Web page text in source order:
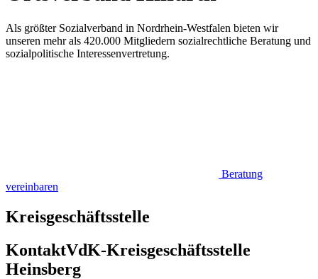
Als größter Sozialverband in Nordrhein-Westfalen bieten wir
unseren mehr als 420.000 Mitgliedern sozialrechtliche Beratung und
sozialpolitische Interessenvertretung.
Beratung
vereinbaren
Kreisgeschäftsstelle
KontaktVdK-Kreisgeschäftsstelle
Heinsberg